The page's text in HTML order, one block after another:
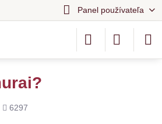
Panel používateľa
Počet
6297